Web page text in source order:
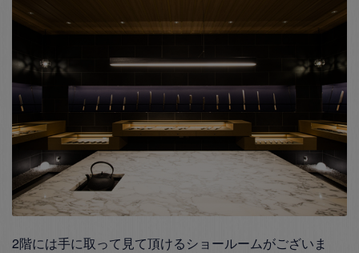
2階には手に取って見て頂けるショールームがございま